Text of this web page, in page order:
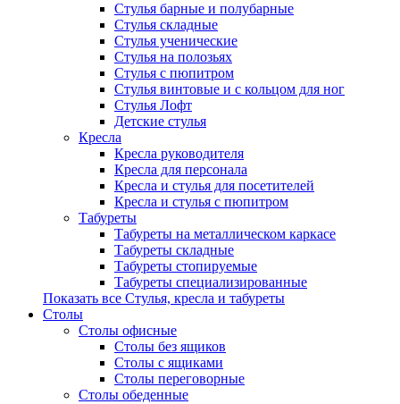
Стулья барные и полубарные
Стулья складные
Стулья ученические
Стулья на полозьях
Стулья с пюпитром
Стулья винтовые и с кольцом для ног
Стулья Лофт
Детские стулья
Кресла
Кресла руководителя
Кресла для персонала
Кресла и стулья для посетителей
Кресла и стулья с пюпитром
Табуреты
Табуреты на металлическом каркасе
Табуреты складные
Табуреты стопируемые
Табуреты специализированные
Показать все Стулья, кресла и табуреты
Столы
Столы офисные
Столы без ящиков
Столы с ящиками
Столы переговорные
Столы обеденные